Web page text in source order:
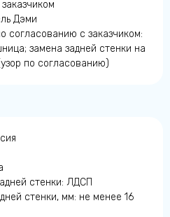
Дэми
согласованию с заказчиком:
замена задней стенки на
по согласованию)
стенки: ЛДСП
стенки, мм: не менее 16
литера 3.